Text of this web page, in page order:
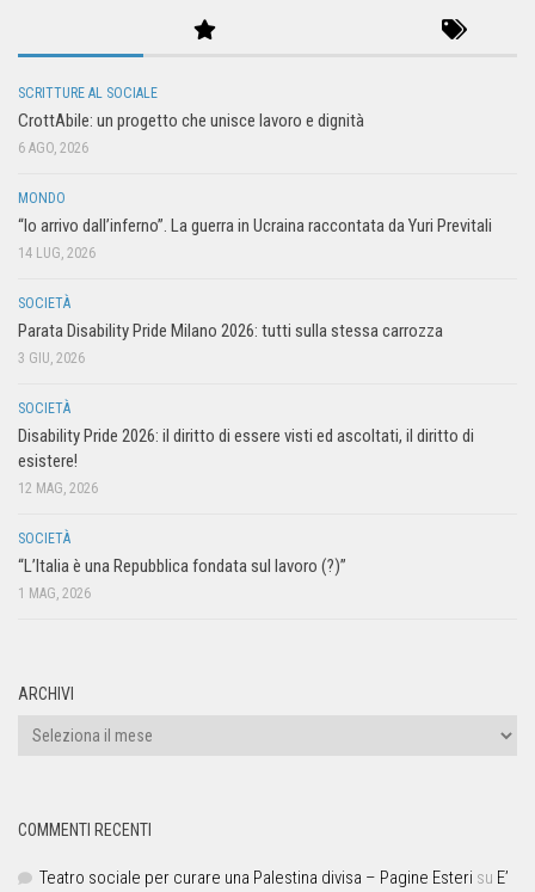
SCRITTURE AL SOCIALE
CrottAbile: un progetto che unisce lavoro e dignità
6 AGO, 2026
MONDO
“Io arrivo dall’inferno”. La guerra in Ucraina raccontata da Yuri Previtali
14 LUG, 2026
SOCIETÀ
Parata Disability Pride Milano 2026: tutti sulla stessa carrozza
3 GIU, 2026
SOCIETÀ
Disability Pride 2026: il diritto di essere visti ed ascoltati, il diritto di
esistere!
12 MAG, 2026
SOCIETÀ
“L’Italia è una Repubblica fondata sul lavoro (?)”
1 MAG, 2026
ARCHIVI
COMMENTI RECENTI
Teatro sociale per curare una Palestina divisa – Pagine Esteri su E’